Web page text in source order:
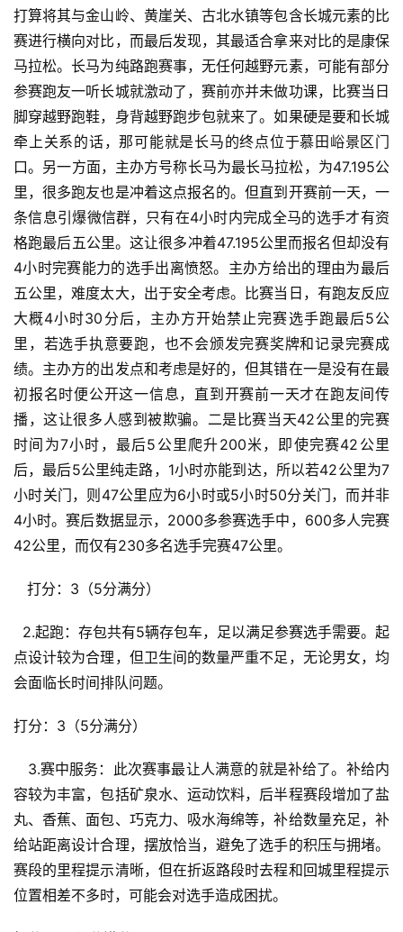
比
赛
观
察
打算将其与金山岭、黄崖关、古北水镇等包含长城元素的比
赛进行横向对比，而最后发现，其最适合拿来对比的是康保
马拉松。长马为纯路跑赛事，无任何越野元素，可能有部分
参赛跑友一听长城就激动了，赛前亦并未做功课，比赛当日
脚穿越野跑鞋，身背越野跑步包就来了。如果硬是要和长城
牵上关系的话，那可能就是长马的终点位于慕田峪景区门
口。另一方面，主办方号称长马为最长马拉松，为47.195公
里，很多跑友也是冲着这点报名的。但直到开赛前一天，一
条信息引爆微信群，只有在4小时内完成全马的选手才有资
格跑最后五公里。这让很多冲着47.195公里而报名但却没有
4小时完赛能力的选手出离愤怒。主办方给出的理由为最后
五公里，难度太大，出于安全考虑。比赛当日，有跑友反应
大概4小时30分后，主办方开始禁止完赛选手跑最后5公
里，若选手执意要跑，也不会颁发完赛奖牌和记录完赛成
绩。主办方的出发点和考虑是好的，但其错在一是没有在最
初报名时便公开这一信息，直到开赛前一天才在跑友间传
播，这让很多人感到被欺骗。二是比赛当天42公里的完赛
时间为7小时，最后5公里爬升200米，即使完赛42公里
后，最后5公里纯走路，1小时亦能到达，所以若42公里为7
小时关门，则47公里应为6小时或5小时50分关门，而并非
4小时。赛后数据显示，2000多参赛选手中，600多人完赛
42公里，而仅有230多名选手完赛47公里。
   打分：3（5分满分）
点设计较为合理，但卫生间的数量严重不足，无论男女，均
会面临长时间排队问题。
打分：3（5分满分）
容较为丰富，包括矿泉水、运动饮料，后半程赛段增加了盐
丸、香蕉、面包、巧克力、吸水海绵等，补给数量充足，补
给站距离设计合理，摆放恰当，避免了选手的积压与拥堵。
赛段的里程提示清晰，但在折返路段时去程和回城里程提示
位置相差不多时，可能会对选手造成困扰。